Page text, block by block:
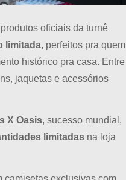
oficiais da turnê
limitada, perfeitos pra quem
histórico pra casa. Entre
jaquetas e acessórios
X Oasis, sucesso mundial,
limitadas na loja